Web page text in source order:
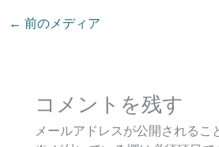
← 前のメディア
コメントを残す
メールアドレスが公開されるこ